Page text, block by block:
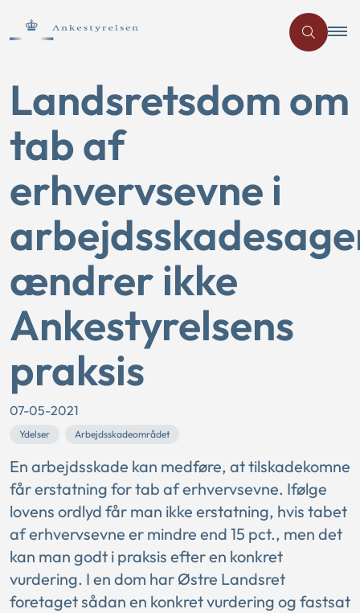
Landsretsdom om
tab af
erhvervsevne i
ændrer ikke
Ankestyrelsens
praksis
07-05-2021
Ydelser Arbejdsskadeområdet
En arbejdsskade kan medføre, at tilskadekomne
får erstatning for tab af erhvervsevne. Ifølge
lovens ordlyd får man ikke erstatning, hvis tabet
af erhvervsevne er mindre end 15 pct., men det
kan man godt i praksis efter en konkret
vurdering. I en dom har Østre Landsret
foretaget sådan en konkret vurdering og fastsat